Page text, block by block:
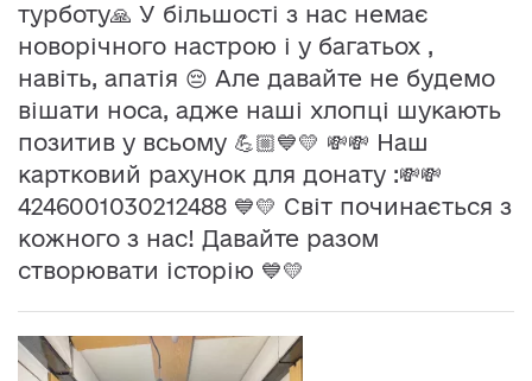
турботу🙏 У більшості з нас немає
новорічного настрою і у багатьох ,
навіть, апатія 😔 Але давайте не будемо
вішати носа, адже наші хлопці шукають
позитив у всьому 💪🏼💙💛 💸💸 Наш
картковий рахунок для донату :💸💸
4246001030212488 💙💛 Світ починається з
кожного з нас! Давайте разом
створювати історію 💙💛